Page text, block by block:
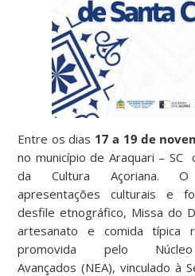
Entre os dias 17 a 19 de
no município de Araquari – SC
da Cultura Açoriana.
apresentações culturais e
desfile etnográfico, Missa do
artesanato e comida típica
promovida pelo
Avançados (NEA), vinculado à